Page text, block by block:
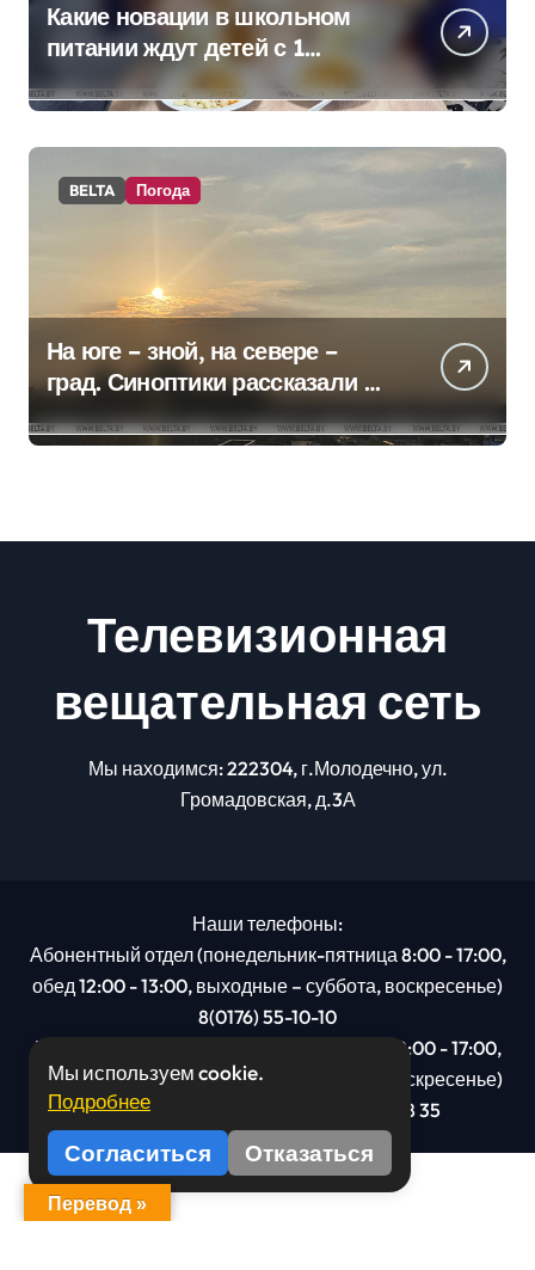
Какие новации в школьном
питании ждут детей с 1
сентября, рассказали в
правительстве
BELTA Погода
На юге – зной, на севере –
град. Синоптики рассказали о
погоде на сегодня
Телевизионная
вещательная сеть
Мы находимся: 222304, г.Молодечно, ул.
Громадовская, д.3А
Наши телефоны:
Абонентный отдел (понедельник-пятница 8:00 - 17:00,
обед 12:00 - 13:00, выходные – суббота, воскресенье)
8(0176) 55-10-10
Рекламный отдел (понедельник-пятница 8:00 - 17:00,
обед 12:00 - 13:00, выходные – суббота, воскресенье)
8(0176): 54 95 80, МТС +375 29 201 78 35
Мы используем cookie.
Подробнее
Согласиться Отказаться
Перевод »